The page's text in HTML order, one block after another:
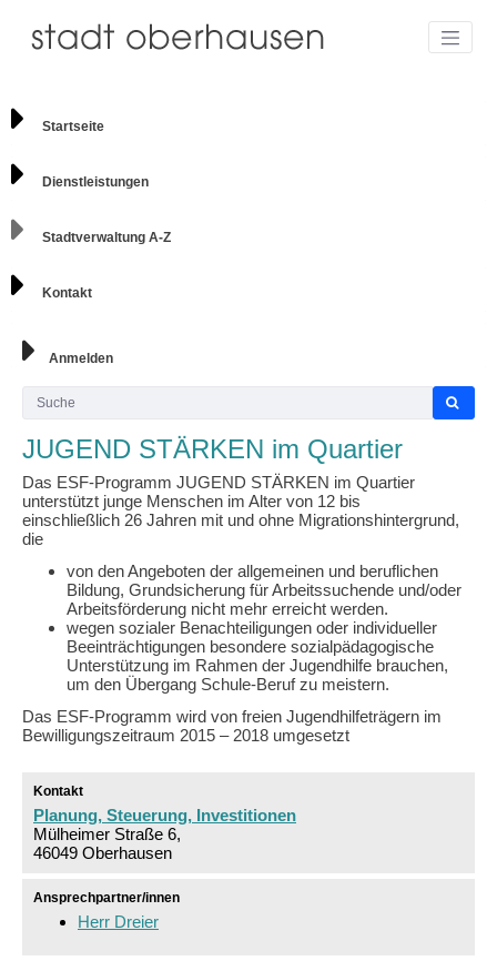
Startseite
Dienstleistungen
Stadtverwaltung A-Z
Kontakt
Anmelden
JUGEND STÄRKEN im Quartier
Das ESF-Programm JUGEND STÄRKEN im Quartier
unterstützt junge Menschen im Alter von 12 bis
einschließlich 26 Jahren mit und ohne Migrationshintergrund,
die
von den Angeboten der allgemeinen und beruflichen
Bildung, Grundsicherung für Arbeitssuchende und/oder
Arbeitsförderung nicht mehr erreicht werden.
wegen sozialer Benachteiligungen oder individueller
Beeinträchtigungen besondere sozialpädagogische
Unterstützung im Rahmen der Jugendhilfe brauchen,
um den Übergang Schule-Beruf zu meistern.
Das ESF-Programm wird von freien Jugendhilfeträgern im
Bewilligungszeitraum 2015 – 2018 umgesetzt
Kontakt
Planung, Steuerung, Investitionen
Mülheimer Straße 6,
46049 Oberhausen
Ansprechpartner/innen
Herr Dreier